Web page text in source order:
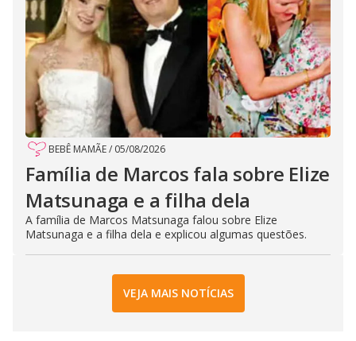
BEBÊ MAMÃE/ 05/08/2026
Família de Marcos fala sobre Elize
Matsunaga e a filha dela
A família de Marcos Matsunaga falou sobre Elize
Matsunaga e a filha dela e explicou algumas questões.
VEJA MAIS NOTÍCIAS